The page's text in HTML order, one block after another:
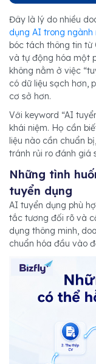
Đây là lý do nhiều
dụng AI trong ngành
bóc tách thông tin từ
và tự động hóa một
không nằm ở việc
có dữ liệu sạch hơn,
cơ sở hơn.
Với keyword “AI
khái niệm. Họ cần
liệu nào cần chuẩn
tránh rủi ro đánh giá
Những tình
tuyển dụng
AI tuyển dụng phù
tắc tương đối rõ và
dụng thông minh,
chuẩn hóa đầu vào